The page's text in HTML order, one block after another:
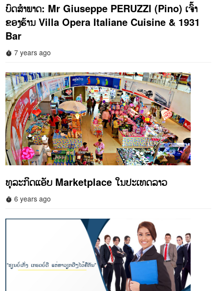
ບົດສໍາພາດ: Mr Giuseppe PERUZZI (Pino) ເຈົ້າ
ຂອງຮ້ານ Villa Opera Italiane Cuisine & 1931
Bar
timer 7 years ago
ທຸລະກິດແອັບ Marketplace ໃນປະເທດລາວ
timer 6 years ago